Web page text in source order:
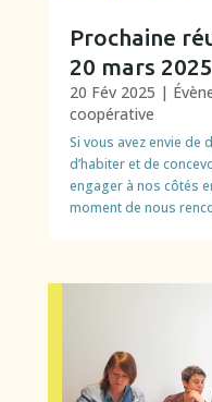
Prochaine
20 mars
20 Fév 2025 |
coopérative
Si vous avez envie de
d’habiter et de
engager à nos côtés
moment de nous